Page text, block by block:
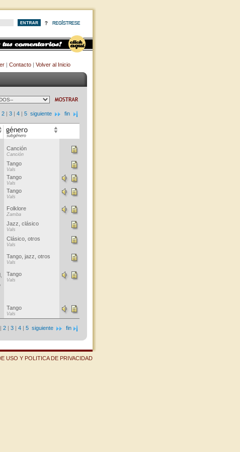
| Contacto| Volver al Inicio
2| 3| 4| 5 siguiente fin
Canción
Canción
Tango
Vals
Tango
Vals
Tango
Vals
Folklore
Zamba
Jazz, clásico
Vals
Clásico, otros
Vals
Tango, jazz, otros
Vals
Tango
Vals
Tango
Vals
| 2| 3| 4| 5 siguiente fin
USO Y POLITICA DE PRIVACIDAD